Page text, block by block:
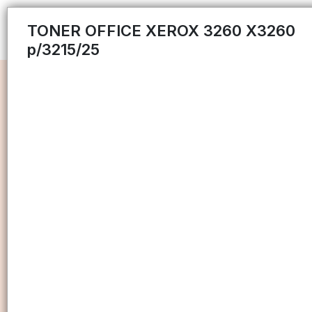
TONER OFFICE XEROX 3260 X3260
p/3215/25